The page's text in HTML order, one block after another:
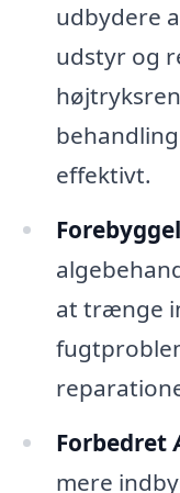
udbydere
udstyr og
effektivt.
at trænge
Forbedret
mere